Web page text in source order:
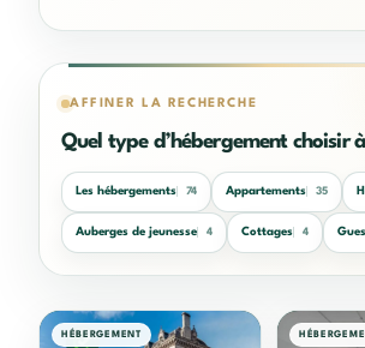
AFFINER LA RECHERCHE
Quel type d’hébergement choisir
Les hébergements 74 Appartements 35
Auberges de jeunesse 4 Cottages 4
HÉBERGEMENT